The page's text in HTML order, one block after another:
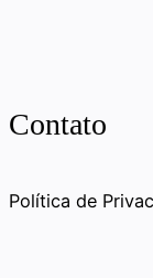
Contato
Política de